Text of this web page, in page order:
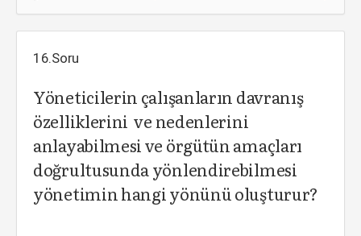
16.Soru
Yöneticilerin çalışanların davranış
özelliklerini ve nedenlerini
anlayabilmesi ve örgütün amaçları
doğrultusunda yönlendirebilmesi
yönetimin hangi yönünü oluşturur?